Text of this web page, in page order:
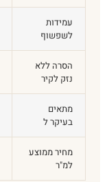
עמידות
לשפשוף
הסרה ללא
נזק לקיר
מתאים
בעיקר ל
מחיר ממוצע
למ"ר